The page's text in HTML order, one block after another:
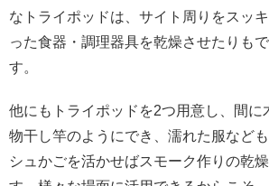
なトライポッドは、サイト周りをスッ
った食器・調理器具を乾燥させたりも
す。
他にもトライポッドを2つ用意し、間に
物干し竿のようにでき、濡れた服など
シュかごを活かせばスモーク作りの乾